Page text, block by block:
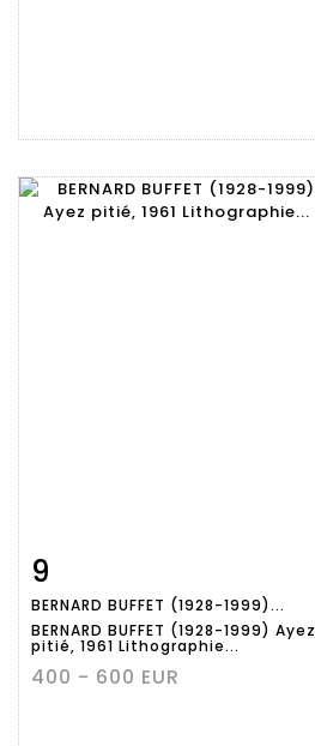
9
BERNARD BUFFET (1928-1999)...
BERNARD BUFFET (1928-1999) Ayez
pitié, 1961 Lithographie...
400 - 600 EUR